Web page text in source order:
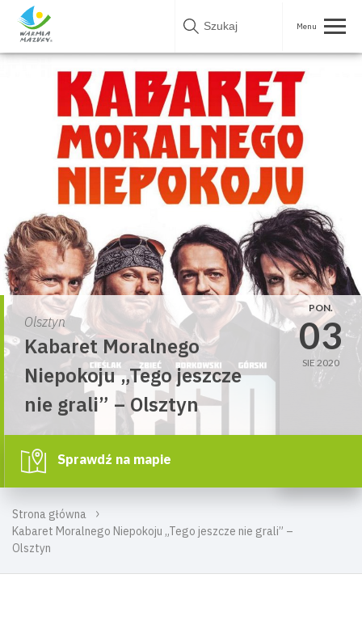
Skip
Strona główna
Kabaret Moralnego Niepokoju „Tego jeszcze nie grali” –
Olsztyn
Olsztyn
Kabaret Moralnego
Niepokoju „Tego jeszcze
nie grali” – Olsztyn
PON.
03
SIE 2020
Sprawdź na mapie